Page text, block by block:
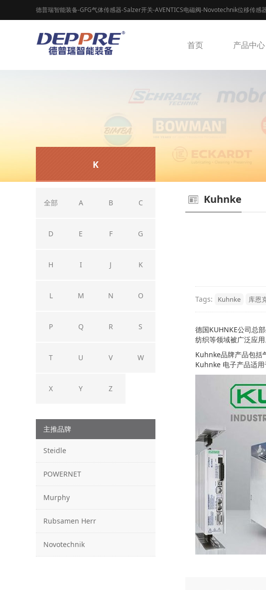
德普瑞智能装备-GFG气体传感器-Salzer开关-AVENTICS电磁阀-Novotechnik位移传感
首页 产品中心
K
全部 A B C
D E F G
H I J K
L M N O
P Q R S
T U V W
X Y Z
主推品牌
Steidle
POWERNET
Murphy
Rubsamen Herr
Novotechnik
Kuhnke
Tags: Kuhnke 库恩
德国KUHNKE公司总
纺织等领域被广泛应用
Kuhnke品牌产品包括
Kuhnke 电子产品适用